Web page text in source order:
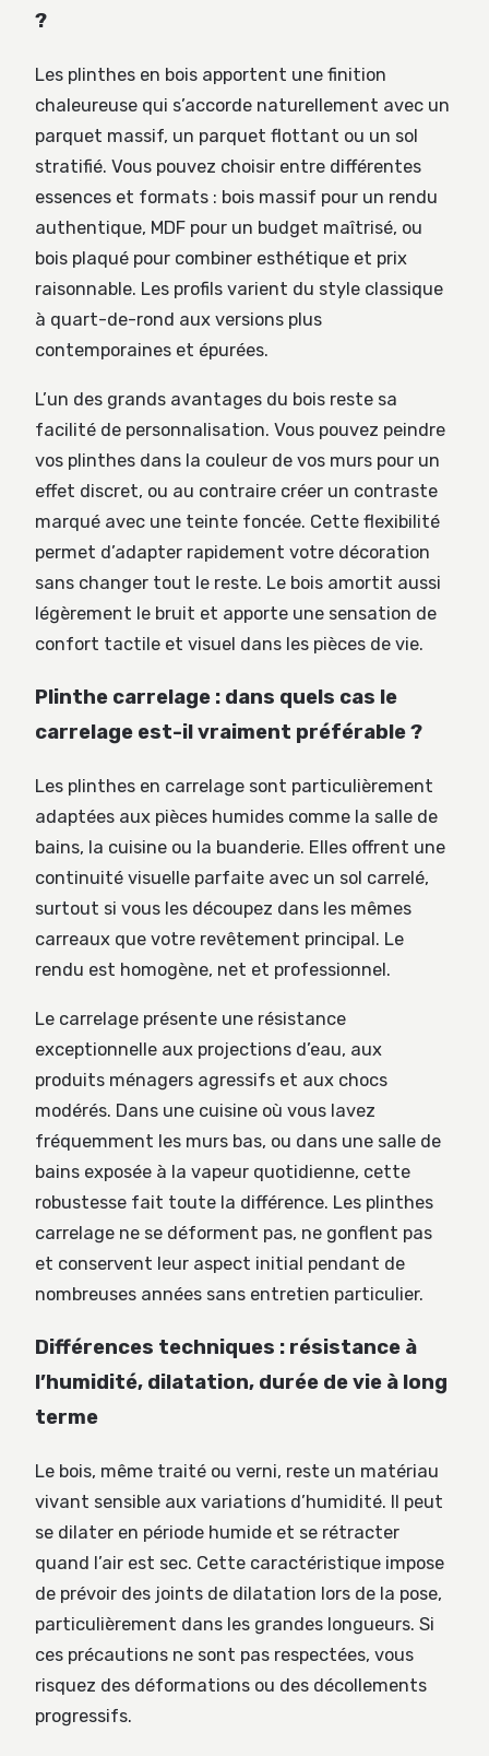
?
Les plinthes en bois apportent une finition
chaleureuse qui s’accorde naturellement avec un
parquet massif, un parquet flottant ou un sol
stratifié. Vous pouvez choisir entre différentes
essences et formats : bois massif pour un rendu
authentique, MDF pour un budget maîtrisé, ou
bois plaqué pour combiner esthétique et prix
raisonnable. Les profils varient du style classique
à quart-de-rond aux versions plus
contemporaines et épurées.
L’un des grands avantages du bois reste sa
facilité de personnalisation. Vous pouvez peindre
vos plinthes dans la couleur de vos murs pour un
effet discret, ou au contraire créer un contraste
marqué avec une teinte foncée. Cette flexibilité
permet d’adapter rapidement votre décoration
sans changer tout le reste. Le bois amortit aussi
légèrement le bruit et apporte une sensation de
confort tactile et visuel dans les pièces de vie.
Plinthe carrelage : dans quels cas le
carrelage est-il vraiment préférable ?
Les plinthes en carrelage sont particulièrement
adaptées aux pièces humides comme la salle de
bains, la cuisine ou la buanderie. Elles offrent une
continuité visuelle parfaite avec un sol carrelé,
surtout si vous les découpez dans les mêmes
carreaux que votre revêtement principal. Le
rendu est homogène, net et professionnel.
Le carrelage présente une résistance
exceptionnelle aux projections d’eau, aux
produits ménagers agressifs et aux chocs
modérés. Dans une cuisine où vous lavez
fréquemment les murs bas, ou dans une salle de
bains exposée à la vapeur quotidienne, cette
robustesse fait toute la différence. Les plinthes
carrelage ne se déforment pas, ne gonflent pas
et conservent leur aspect initial pendant de
nombreuses années sans entretien particulier.
Différences techniques : résistance à
l’humidité, dilatation, durée de vie à long
terme
Le bois, même traité ou verni, reste un matériau
vivant sensible aux variations d’humidité. Il peut
se dilater en période humide et se rétracter
quand l’air est sec. Cette caractéristique impose
de prévoir des joints de dilatation lors de la pose,
particulièrement dans les grandes longueurs. Si
ces précautions ne sont pas respectées, vous
risquez des déformations ou des décollements
progressifs.